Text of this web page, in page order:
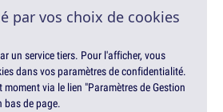
par vos choix de cookies
un service tiers. Pour l'afficher, vous
dans vos paramètres de confidentialité.
via le lien "Paramètres de Gestion
bas de page.